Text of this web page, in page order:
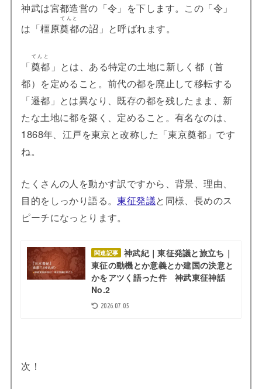
神武は宮都造営の「令」を下します。この「令」
は「橿原奠都
てんと
の詔」と呼ばれます。
「奠都
てんと
」とは、ある特定の土地に新しく都（首
都）を定めること。前代の都を廃止して移転する
「遷都」とは異なり、既存の都を残したまま、新
たな土地に都を築く、定めること。有名なのは、
1868年、江戸を東京と改称した「東京奠都」です
ね。
たくさんの人を動かす訳ですから、背景、理由、
目的をしっかり語る。東征発議と同様、長めのス
ピーチになっとります。
関連記事
神武紀｜東征発議と旅立ち｜
東征の動機とか意義とか建国の決意と
かをアツく語った件 神武東征神話
No.2
2026.07.05
次！